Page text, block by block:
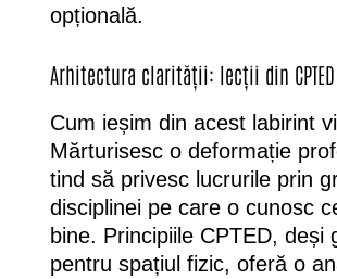
opțională.
Arhitectura clarității: lecții din CPTED
Cum ieșim din acest labirint
Mărturisesc o deformație
tind să privesc lucrurile prin
disciplinei pe care o cunosc
bine. Principiile CPTED, deși
pentru spațiul fizic, oferă o